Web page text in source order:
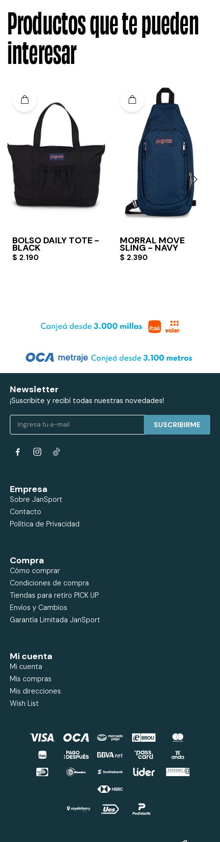
Productos que te pueden
interesar
BOLSO DAILY TOTE -
BLACK
$ 2.190
MORRAL MOVE
SLING - NAVY
$ 2.390
Newsletter
¡Suscribite y recibí todas nuestras novedades!
SUSCRIBIRME
 
Empresa
Sobre JanSport
Contacto
Política de Privacidad
Compra
Cómo comprar
Condiciones de compra
Tiendas para retiro PICK UP
Envíos y Cambios
Garantía Limitada JanSport
Mi cuenta
Mi cuenta
Mis compras
Mis direcciones
Wish List